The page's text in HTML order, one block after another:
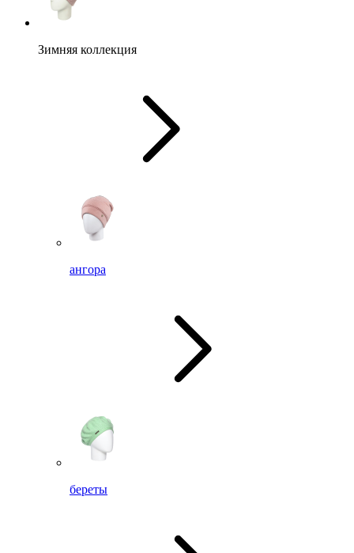
Зимняя коллекция
ангора
береты